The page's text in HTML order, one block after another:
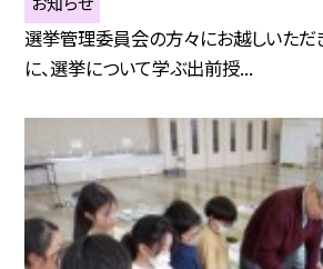
選挙管理委員会の方々にお越しいただ
に、選挙について学ぶ出前授...